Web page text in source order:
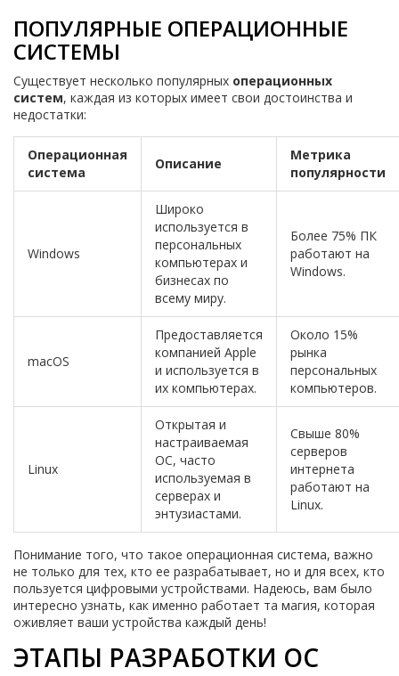
ПОПУЛЯРНЫЕ ОПЕРАЦИОННЫЕ
СИСТЕМЫ
Существует несколько популярных операционных
систем, каждая из которых имеет свои достоинства и
недостатки:
Операционная
система
Описание
Метрика
популярности
Windows
Широко
используется в
персональных
компьютерах и
бизнесах по
всему миру.
Более 75% ПК
работают на
Windows.
macOS
Предоставляется
компанией Apple
и используется в
их компьютерах.
Около 15%
рынка
персональных
компьютеров.
Linux
Открытая и
настраиваемая
ОС, часто
используемая в
серверах и
энтузиастами.
Свыше 80%
серверов
интернета
работают на
Linux.
Понимание того, что такое операционная система, важно
не только для тех, кто ее разрабатывает, но и для всех, кто
пользуется цифровыми устройствами. Надеюсь, вам было
интересно узнать, как именно работает та магия, которая
оживляет ваши устройства каждый день!
ЭТАПЫ РАЗРАБОТКИ ОС